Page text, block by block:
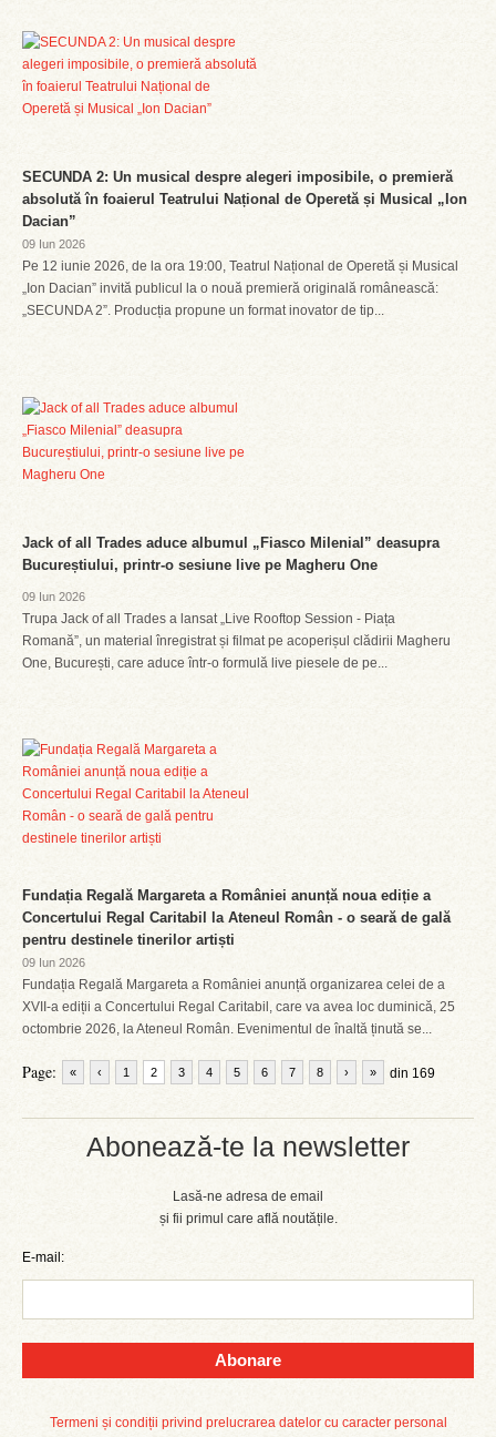
Abonează-te la newsletter
Lasă-ne adresa de email
și fii primul care află noutățile.
E-mail:
Abonare
Termeni și condiții privind prelucrarea datelor cu caracter personal
SECUNDA 2: Un musical despre alegeri imposibile, o premieră
absolută în foaierul Teatrului Național de Operetă și Musical „Ion
Dacian”
09 Iun 2026
Pe 12 iunie 2026, de la ora 19:00, Teatrul Național de Operetă și Musical
„Ion Dacian” invită publicul la o nouă premieră originală românească:
„SECUNDA 2”. Producția propune un format inovator de tip...
Jack of all Trades aduce albumul „Fiasco Milenial” deasupra
Bucureștiului, printr-o sesiune live pe Magheru One
09 Iun 2026
Trupa Jack of all Trades a lansat „Live Rooftop Session - Piața
Romană”, un material înregistrat și filmat pe acoperișul clădirii Magheru
One, București, care aduce într-o formulă live piesele de pe...
Fundația Regală Margareta a României anunță noua ediție a
Concertului Regal Caritabil la Ateneul Român - o seară de gală
pentru destinele tinerilor artiști
09 Iun 2026
Fundația Regală Margareta a României anunță organizarea celei de a
XVII-a ediții a Concertului Regal Caritabil, care va avea loc duminică, 25
octombrie 2026, la Ateneul Român. Evenimentul de înaltă ținută se...
Page: « ‹ 1 2 3 4 5 6 7 8 din 169
› »